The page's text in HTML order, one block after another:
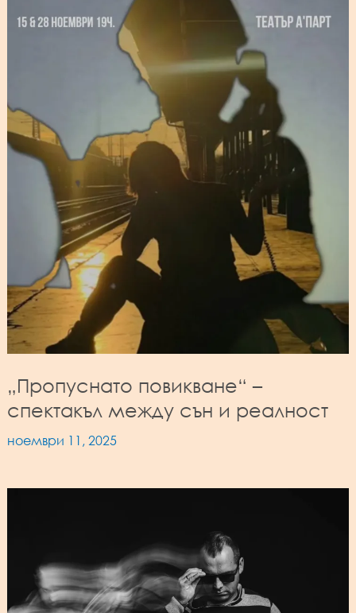
„Пропуснато повикване“ –
спектакъл между сън и реалност
ноември 11, 2025